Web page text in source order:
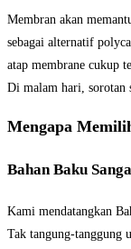
Membran akan
sebagai alternatif
atap membrane cukup
Di malam hari, sorotan
Mengapa
Bahan Baku
Kami mendatangkan
Tak tangung-tanggung